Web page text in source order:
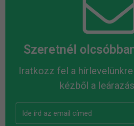
Szeretnél
Iratkozz fel a
kézből a